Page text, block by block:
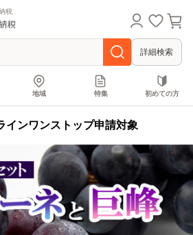
税
詳細検索
地域 特集 初めての方
インワンストップ申請対象